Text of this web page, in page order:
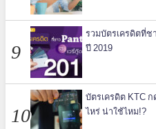
รวมบัตรเครดิตที่ช
ปี 2019
บัตรเครดิต KTC ก
ไหร่ น่าใช้ไหม!?